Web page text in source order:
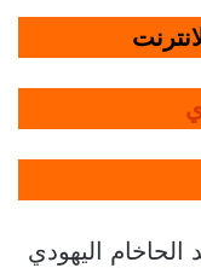
اليهودي